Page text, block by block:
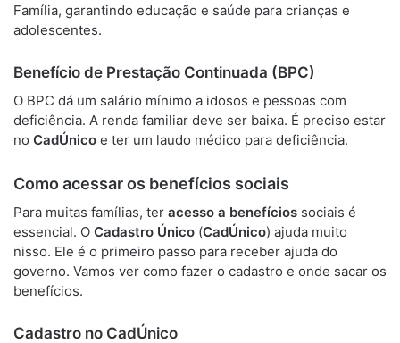
Família, garantindo educação e saúde para crianças e
adolescentes.
Benefício de Prestação Continuada (BPC)
O BPC dá um salário mínimo a idosos e pessoas com
deficiência. A renda familiar deve ser baixa. É preciso estar
no CadÚnico e ter um laudo médico para deficiência.
Como acessar os benefícios sociais
Para muitas famílias, ter acesso a benefícios sociais é
essencial. O Cadastro Único (CadÚnico) ajuda muito
nisso. Ele é o primeiro passo para receber ajuda do
governo. Vamos ver como fazer o cadastro e onde sacar os
benefícios.
Cadastro no CadÚnico